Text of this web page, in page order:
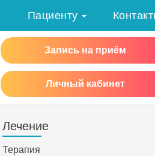
Пациенту
Запись на приём
Личный кабинет
Лечение
Терапия